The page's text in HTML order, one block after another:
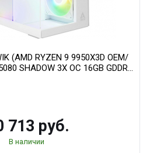
(AMD RYZEN 9 9950X3D OEM/
SHADOW 3X OC 16GB GDDR7
ГБ SSD)
713 руб.
В наличии